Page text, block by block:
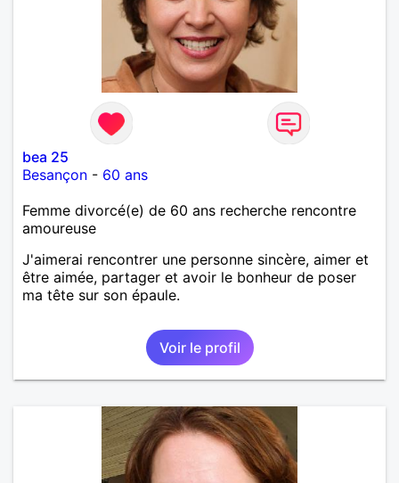
bea 25
Besançon - 60 ans
Femme divorcé(e) de 60 ans recherche rencontre
amoureuse
J'aimerai rencontrer une personne sincère, aimer et
être aimée, partager et avoir le bonheur de poser
ma tête sur son épaule.
Voir le profil